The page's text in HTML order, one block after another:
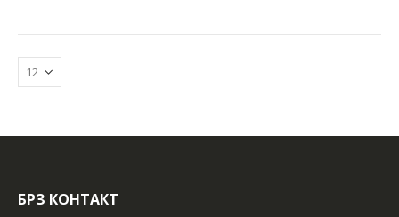
БРЗ КОНТАКТ